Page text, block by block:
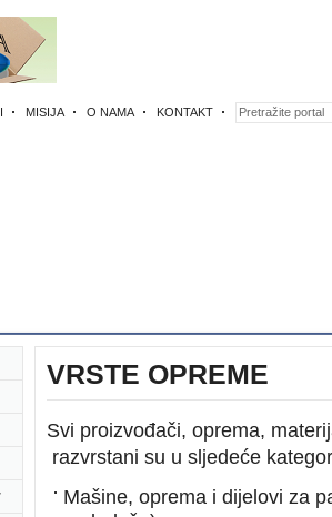
MISIJA O NAMA KONTAKT
VRSTE OPREME
Svi proizvođači, oprema,
razvrstani su u sljedeće
Mašine, oprema i dijelovi za